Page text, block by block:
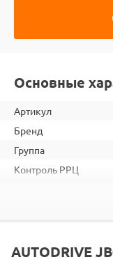
Основные
Артикул
Бренд
Группа
Контроль РРЦ
AUTODRIVE